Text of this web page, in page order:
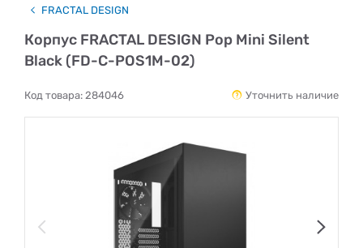
FRACTAL DESIGN
Корпус FRACTAL DESIGN Pop Mini Silent
Black (FD-C-POS1M-02)
Код товара: 284046 Уточнить наличие